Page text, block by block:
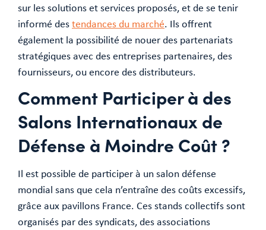
sur les solutions et services proposés, et de se tenir
informé destendances du marché. Ils offrent
également la possibilité de nouer des partenariats
stratégiques avec des entreprises partenaires, des
fournisseurs, ou encore des distributeurs.
Comment Participer à des
Salons Internationaux de
Défense à Moindre Coût ?
Il est possible de participer à un salon défense
mondial sans que cela n’entraîne des coûts excessifs,
grâce aux pavillons France. Ces stands collectifs sont
organisés par des syndicats, des associations